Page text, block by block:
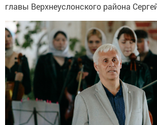
главы Верхнеуслонского района